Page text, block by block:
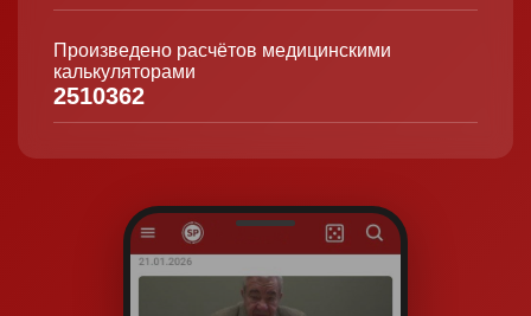
Произведено расчётов медицинскими
калькуляторами
2510362